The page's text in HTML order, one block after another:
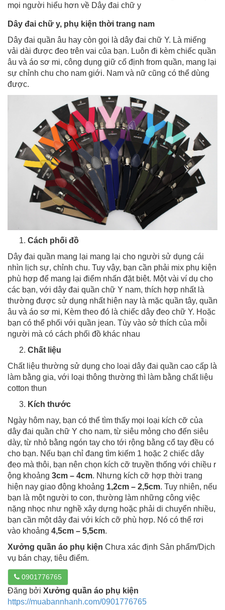
mọi người hiểu hơn về Dây đai chữ y
Dây đai chữ y, phụ kiện thời trang nam
Dây đai quần âu hay còn gọi là dây đai chữ Y. Là miếng
vải dài được đeo trên vai của bạn. Luôn đi kèm chiếc quần
âu và áo sơ mi, công dụng giữ cố định from quần, mang lại
sự chỉnh chu cho nam giới. Nam và nữ cũng có thể dùng
được.
Cách phối đồ
Dây đai quần mang lại mang lại cho người sử dụng cái
nhìn lịch sự, chỉnh chu. Tuy vậy, bạn cần phải mix phụ kiện
phù hợp để mang lại điểm nhấn đặt biêt. Một vài ví dụ cho
các bạn, với dây đai quần chữ Y nam, thích hợp nhất là
thường được sử dụng nhất hiện nay là mặc quần tây, quần
âu và áo sơ mi, Kèm theo đó là chiếc dây đeo chữ Y. Hoặc
bạn có thể phối với quần jean. Tùy vào sở thích của mỗi
người mà có cách phối đồ khác nhau
Chất liệu
Chất liệu thường sử dụng cho loại dây đai quần cao cấp là
làm bằng gia, với loại thông thường thì làm bằng chất liệu
cotton thun
Kích thước
Ngày hôm nay, bạn có thể tìm thấy mọi loại kích cỡ của
dây đai quần chữ Y cho nam, từ siêu mỏng cho đến siêu
dày, từ nhỏ bằng ngón tay cho tới rộng bằng cổ tay đều có
cho bạn. Nếu bạn chỉ đang tìm kiếm 1 hoặc 2 chiếc dây
đeo mà thôi, bạn nên chọn kích cỡ truyền thống với chiều r
ộng khoảng 3cm – 4cm. Nhưng kích cỡ hợp thời trang
hiện nay giao động khoảng 1,2cm – 2,5cm. Tuy nhiên, nếu
bạn là một người to con, thường làm những công việc
nặng nhọc như nghề xây dựng hoặc phải di chuyển nhiều,
bạn cần một dây đai với kích cỡ phù hợp. Nó có thể rơi
vào khoảng 4,5cm – 5,5cm.
Xưởng quần áo phụ kiện Chưa xác định Sản phẩm/Dịch
vụ bán chạy, tiêu điểm.
0901776765
Đăng bởi Xưởng quần áo phụ kiện
https://muabannhanh.com/0901776765